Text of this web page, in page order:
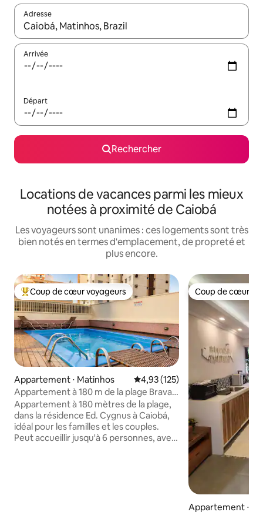
Adresse
Lorsque les résultats s'affichent, utilisez les flèches vers le
Arrivée
Départ
Rechercher
Locations de vacances parmi les mieux
notées à proximité de Caiobá
Les voyageurs sont unanimes : ces logements sont très
bien notés en termes d'emplacement, de propreté et
plus encore.
Coups de cœur voyageurs les plus appréciés
Coup de cœur voyageurs
Appartement ⋅ Matinhos Évaluation moyenne sur la
4,93 (125)
Appartement à 180 m de la plage Brava
de Caiobá, avec piscine
Appartement à 180 mètres de la plage,
dans la résidence Ed. Cygnus à Caiobá,
idéal pour les familles et les couples.
Peut accueillir jusqu'à 6 personnes, avec
Coup de cœur
Coup de cœur
Appartement ⋅